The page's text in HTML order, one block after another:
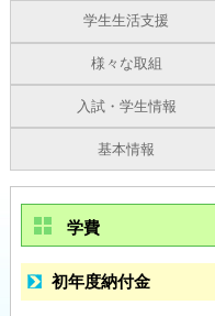
学生生活支援
様々な取組
入試・学生情報
基本情報
学費
初年度納付金